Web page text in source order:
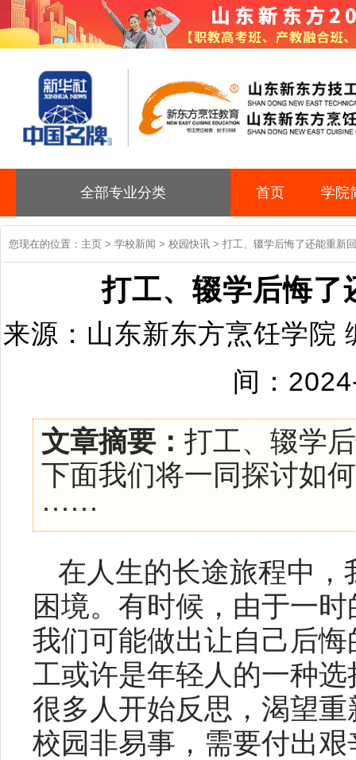
全部专业分类 首页 学院
您现在的位置： 主页 > 学校新闻 > 校园快讯 > 打工、辍学后悔了还能重新
打工、辍学后悔了
来源：山东新东方烹饪学院
间：
文章摘要： 打工、辍学
下面我们将一同探讨如
······
在人生的长途旅程中
困境。有时候，由于一
我们可能做出让自己后
工或许是年轻人的一种
很多人开始反思，渴望
校园非易事，需要付出